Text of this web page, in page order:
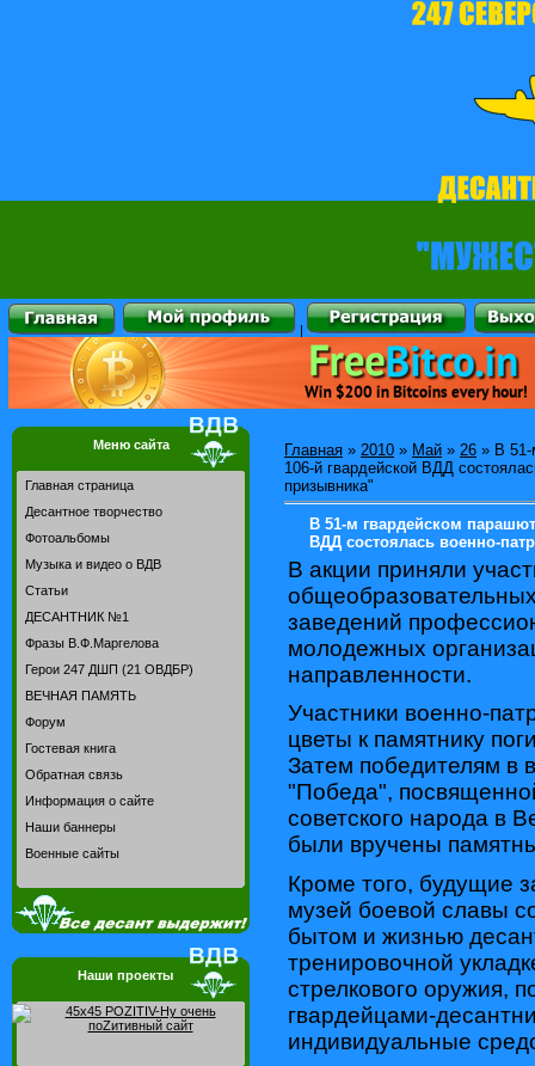
|
Меню сайта
Главная страница
Десантное творчество
Фотоальбомы
Музыка и видео о ВДВ
Статьи
ДЕСАНТНИК №1
Фразы В.Ф.Маргелова
Герои 247 ДШП (21 ОВДБР)
ВЕЧНАЯ ПАМЯТЬ
Форум
Гостевая книга
Обратная связь
Информация о сайте
Наши баннеры
Военные сайты
Наши проекты
Главная » 2010 » Май » 26 » В 51-
106-й гвардейской ВДД
призывника"
В 51-м гвардейском
ВДД состоялась военно-
В акции приняли
заведений
молодежных
направленности.
Участники военно-
цветы к памятнику
Затем победителям в
"Победа",
советского народа в
были вручены
Кроме того, будущие
музей боевой славы
бытом и жизнью
тренировочной
стрелкового оружия,
гвардейцами-
индивидуальные